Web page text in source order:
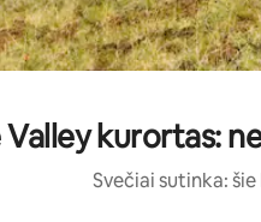
kurortas:
Svečiai sutinka: